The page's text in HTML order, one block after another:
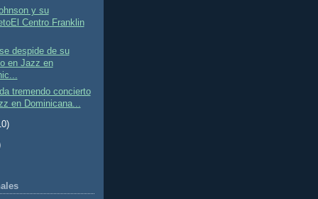
y su
Centro Franklin
despide de su
en Jazz en
tremendo concierto
en Dominicana...